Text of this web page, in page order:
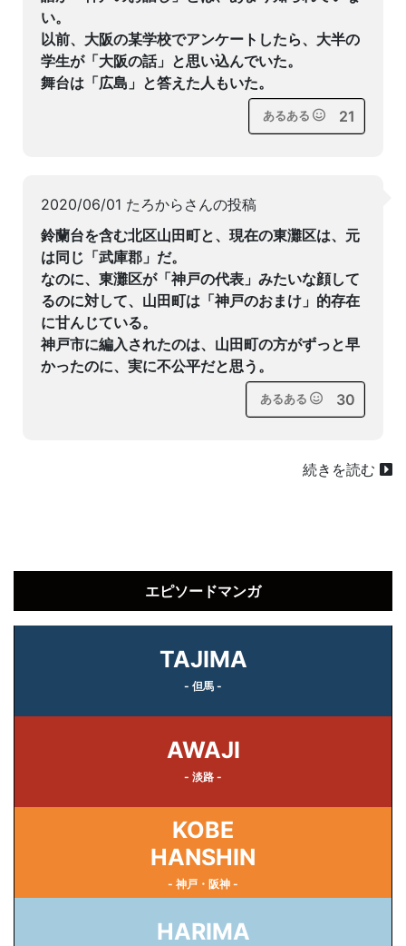
い。
以前、大阪の某学校でアンケートしたら、大半の
学生が「大阪の話」と思い込んでいた。
舞台は「広島」と答えた人もいた。
あるある 21
2020/06/01 たろからさんの投稿
鈴蘭台を含む北区山田町と、現在の東灘区は、元
は同じ「武庫郡」だ。
なのに、東灘区が「神戸の代表」みたいな顔して
るのに対して、山田町は「神戸のおまけ」的存在
に甘んじている。
神戸市に編入されたのは、山田町の方がずっと早
かったのに、実に不公平だと思う。
あるある 30
続きを読む
エピソードマンガ
TAJIMA
- 但馬 -
AWAJI
- 淡路 -
KOBE
HANSHIN
- 神戸・阪神 -
HARIMA